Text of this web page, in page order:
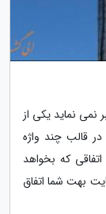
نمی نماید یکی از
قالب چند واژه
که بخواهد
بهت شما اتفاق